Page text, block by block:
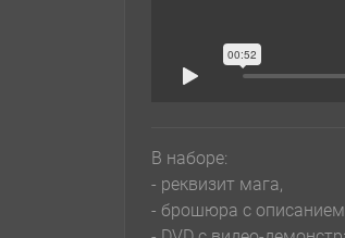
В наборе:
- реквизит мага,
- брошюра с описанием